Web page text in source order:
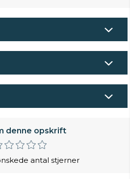
denne opskrift
antal stjerner